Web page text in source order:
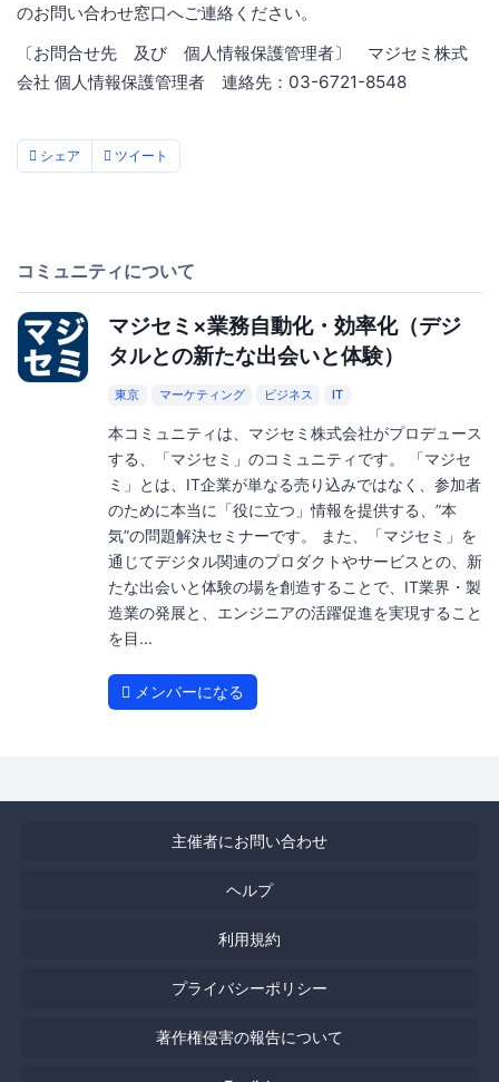
のお問い合わせ窓口へご連絡ください。
〔お問合せ先 及び 個人情報保護管理者〕 マジセミ株式
会社 個人情報保護管理者 連絡先：03-6721-8548
シェア ツイート
コミュニティについて
マジセミ×業務自動化・効率化（デジ
タルとの新たな出会いと体験）
東京 マーケティング ビジネス IT
本コミュニティは、マジセミ株式会社がプロデュース
する、「マジセミ」のコミュニティです。 「マジセ
ミ」とは、IT企業が単なる売り込みではなく、参加者
のために本当に「役に立つ」情報を提供する、”本
気”の問題解決セミナーです。 また、「マジセミ」を
通じてデジタル関連のプロダクトやサービスとの、新
たな出会いと体験の場を創造することで、IT業界・製
造業の発展と、エンジニアの活躍促進を実現すること
を目...
メンバーになる
主催者にお問い合わせ
ヘルプ
利用規約
プライバシーポリシー
著作権侵害の報告について